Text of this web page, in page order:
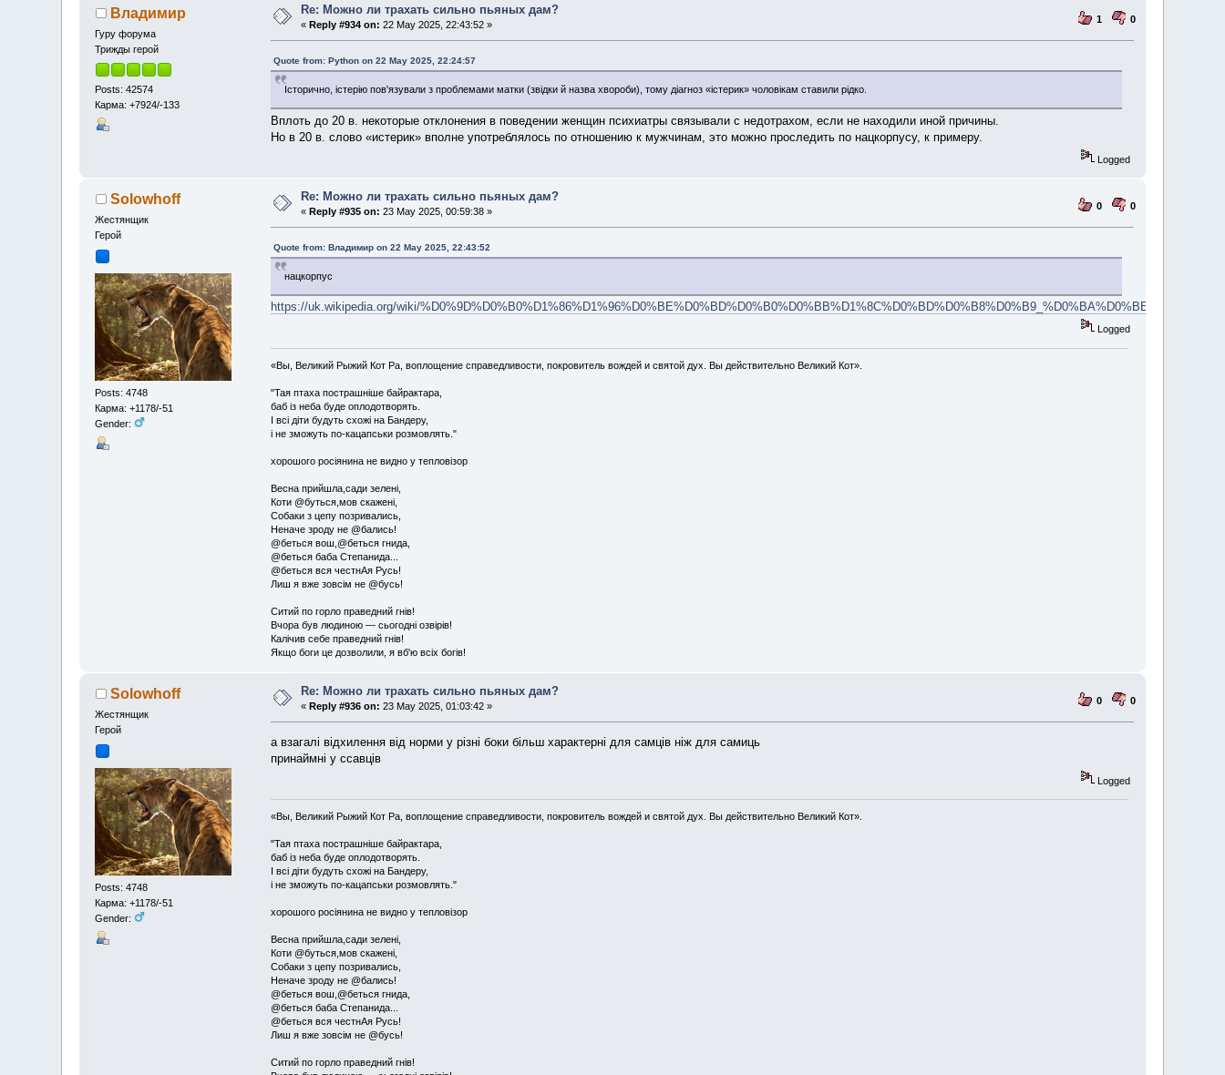
Владимир
Гуру форума
Трижды герой
Posts: 42574
Карма: +7924/-133
Re: Можно ли трахать сильно пьяных дам?
« Reply #934 on: 22 May 2025, 22:43:52 » 1 0
Quote from: Python on 22 May 2025, 22:24:57
Історично, істерію пов'язували з проблемами матки (звідки й назва хвороби), тому діагноз «істерик» чоловікам ставили рідко.
Вплоть до 20 в. некоторые отклонения в поведении женщин психиатры связывали с недотрахом, если не находили иной причины.
Но в 20 в. слово «истерик» вполне употреблялось по отношению к мужчинам, это можно проследить по нацкорпусу, к примеру.
Logged
Solowhoff
Жестянщик
Герой
Posts: 4748
Карма: +1178/-51
Gender:
Re: Можно ли трахать сильно пьяных дам?
« Reply #935 on: 23 May 2025, 00:59:38 » 0 0
Quote from: Владимир on 22 May 2025, 22:43:52
нацкорпус
https://uk.wikipedia.org/wiki/
Logged
«Вы, Великий Рыжий Кот Ра, воплощение справедливости, покровитель вождей и святой дух. Вы действительно Великий Кот».
"Тая птаха пострашніше байрактара,
баб із неба буде оплодотворять.
І всі діти будуть схожі на Бандеру,
і не зможуть по-кацапськи розмовлять."
хорошого росіянина не видно у тепловізор
Весна прийшла,сади зелені,
Коти @буться,мов скажені,
Собаки з цепу позривались,
Неначе зроду не @бались!
@беться вош,@беться гнида,
@беться баба Степанида...
@беться вся честнАя Русь!
Лиш я вже зовсім не @бусь!
Ситий по горло праведний гнів!
Вчора був людиною — сьогодні озвірів!
Калічив себе праведний гнів!
Якщо боги це дозволили, я вб'ю всіх богів!
Solowhoff
Жестянщик
Герой
Posts: 4748
Карма: +1178/-51
Gender:
Re: Можно ли трахать сильно пьяных дам?
« Reply #936 on: 23 May 2025, 01:03:42 » 0 0
а взагалі відхилення від норми у різні боки більш характерні для самців ніж для самиць
принаймні у ссавців
Logged
«Вы, Великий Рыжий Кот Ра, воплощение справедливости, покровитель вождей и святой дух. Вы действительно Великий Кот».
"Тая птаха пострашніше байрактара,
баб із неба буде оплодотворять.
І всі діти будуть схожі на Бандеру,
і не зможуть по-кацапськи розмовлять."
хорошого росіянина не видно у тепловізор
Весна прийшла,сади зелені,
Коти @буться,мов скажені,
Собаки з цепу позривались,
Неначе зроду не @бались!
@беться вош,@беться гнида,
@беться баба Степанида...
@беться вся честнАя Русь!
Лиш я вже зовсім не @бусь!
Ситий по горло праведний гнів!